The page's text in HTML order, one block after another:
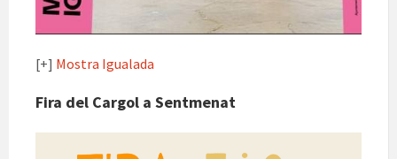
[+] Mostra Igualada
Fira del Cargol a Sentmenat